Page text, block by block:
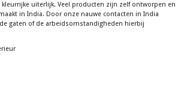
uiterlijk. Veel producten zijn zelf ontworpen en
in India. Door onze nauwe contacten in India
gaten of de arbeidsomstandigheden hierbij